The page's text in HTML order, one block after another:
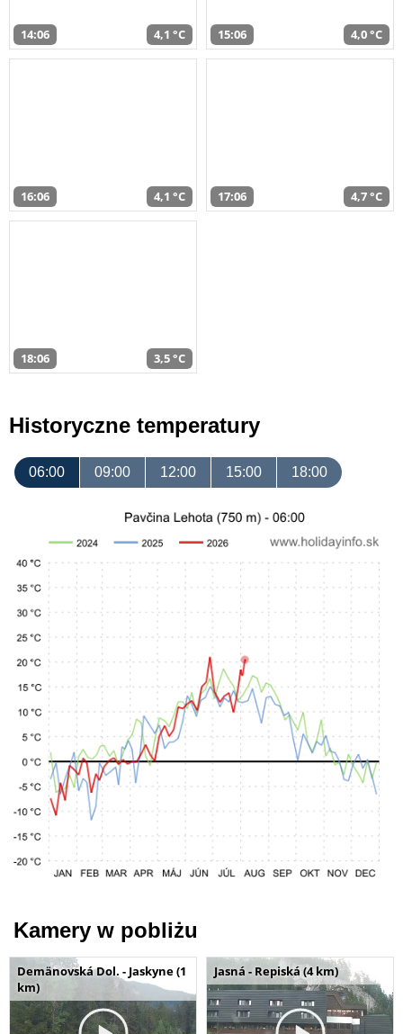
14:06 4,1 °C 15:06 4,0 °C
16:06 4,1 °C 17:06 4,7 °C
18:06 3,5 °C
Historyczne temperatury
06:00 09:00 12:00 15:00 18:00
Kamery w pobliżu
Demänovská Dol. - Jaskyne (1
km)
Jasná - Repiská (4 km)